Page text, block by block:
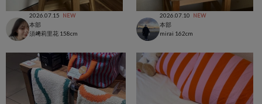
2026.07.15 NEW
本部
須﨑莉里花 158cm
2026.07.10 NEW
本部
mirai 162cm